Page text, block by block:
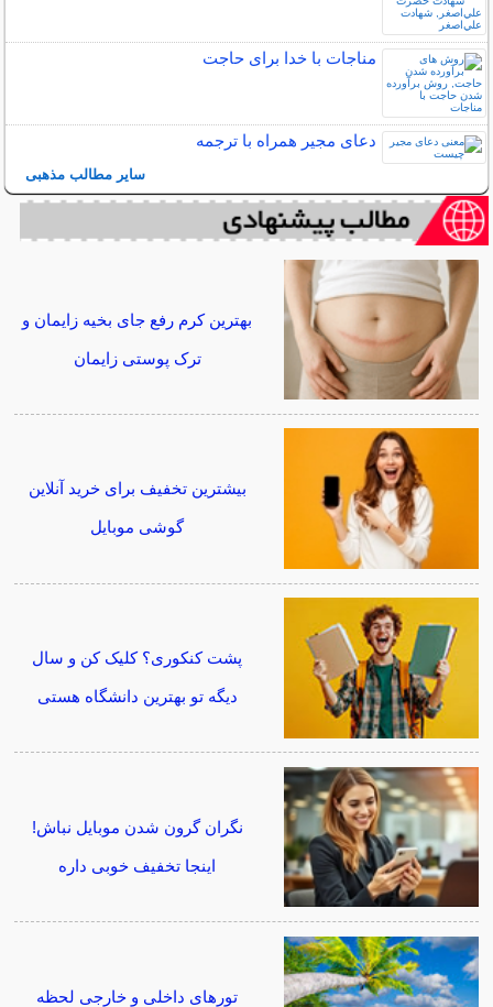
مناجات با خدا برای حاجت
دعای مجیر همراه با ترجمه
سایر مطالب مذهبی
بهترین کرم رفع جای بخیه زایمان و
ترک پوستی زایمان
بیشترین تخفیف برای خرید آنلاین
گوشی موبایل
پشت کنکوری؟ کلیک کن و سال
دیگه تو بهترین دانشگاه هستی
نگران گرون شدن موبایل نباش!
اینجا تخفیف خوبی داره
تورهای داخلی و خارجی لحظه